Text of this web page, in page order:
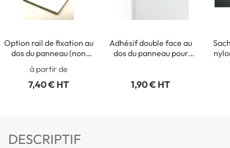
Option rail de fixation au
dos du panneau (non
à partir de
7,40 € HT
Adhésif double face au
dos du panneau pour
1,90 € HT
DESCRIPTIF